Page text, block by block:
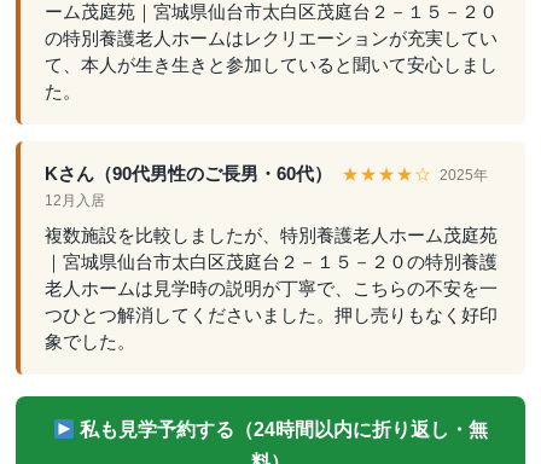
ーム茂庭苑｜宮城県仙台市太白区茂庭台２－１５－２０
の特別養護老人ホームはレクリエーションが充実してい
て、本人が生き生きと参加していると聞いて安心しまし
た。
Kさん（90代男性のご長男・60代） ★★★★☆ 2025年
12月入居
複数施設を比較しましたが、特別養護老人ホーム茂庭苑
｜宮城県仙台市太白区茂庭台２－１５－２０の特別養護
老人ホームは見学時の説明が丁寧で、こちらの不安を一
つひとつ解消してくださいました。押し売りもなく好印
象でした。
私も見学予約する（24時間以内に折り返し・無